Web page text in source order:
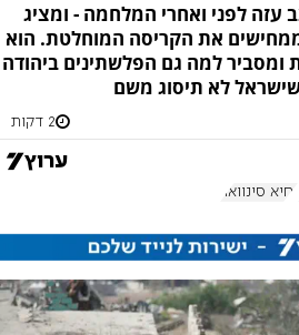
עזה לפני ואחרי המלחמה - ומציג
את הקריסה המוחלטת. הוא
ומסביר למה גם הפלשתינים ביהודה
שישראל לא תיסוג משם
2 דקות
יחיא סינוואר